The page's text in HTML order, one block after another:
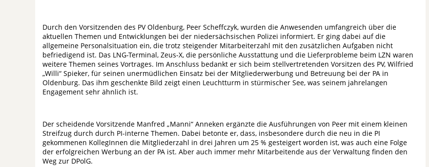
Durch den Vorsitzenden des PV Oldenburg, Peer Scheffczyk, wurden die Anwesenden umfangreich über die
aktuellen Themen und Entwicklungen bei der niedersächsischen Polizei informiert. Er ging dabei auf die
allgemeine Personalsituation ein, die trotz steigender Mitarbeiterzahl mit den zusätzlichen Aufgaben nicht
befriedigend ist. Das LNG-Terminal, Zeus-X, die persönliche Ausstattung und die Lieferprobleme beim LZN waren
weitere Themen seines Vortrages. Im Anschluss bedankt er sich beim stellvertretenden Vorsitzen des PV, Wilfried
„Willi“ Spieker, für seinen unermüdlichen Einsatz bei der Mitgliederwerbung und Betreuung bei der PA in
Oldenburg. Das ihm geschenkte Bild zeigt einen Leuchtturm in stürmischer See, was seinem jahrelangen
Engagement sehr ähnlich ist.
Der scheidende Vorsitzende Manfred „Manni“ Anneken ergänzte die Ausführungen von Peer mit einem kleinen
Streifzug durch durch PI-interne Themen. Dabei betonte er, dass, insbesondere durch die neu in die PI
gekommenen KollegInnen die Mitgliederzahl in drei Jahren um 25 % gesteigert worden ist, was auch eine Folge
der erfolgreichen Werbung an der PA ist. Aber auch immer mehr Mitarbeitende aus der Verwaltung finden den
Weg zur DPolG.